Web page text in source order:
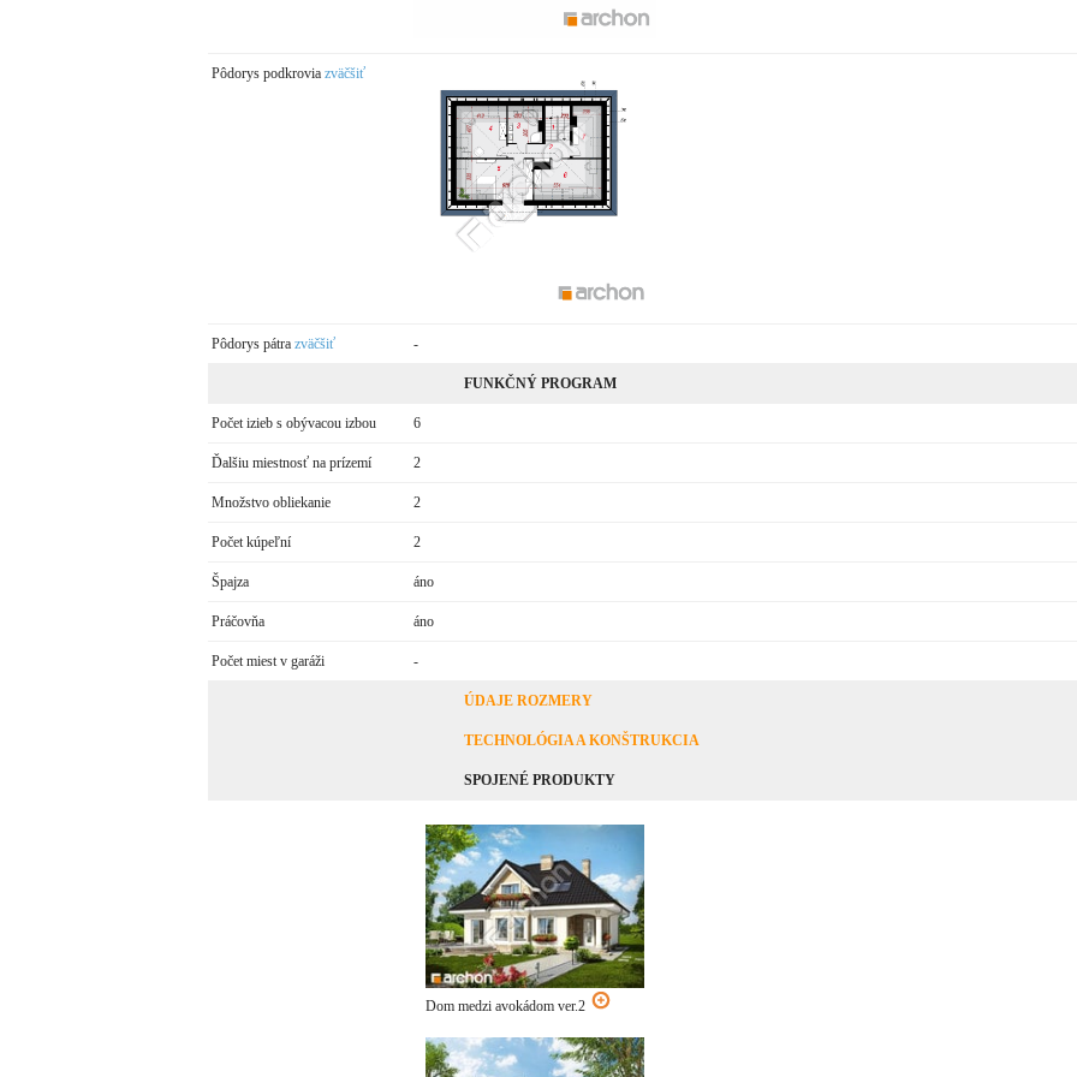
Pôdorys podkrovia zväčšiť
Pôdorys pátra zväčšiť -
FUNKČNÝ PROGRAM
Počet izieb s obývacou izbou 6
Ďalšiu miestnosť na prízemí 2
Množstvo obliekanie 2
Počet kúpeľní 2
Špajza áno
Práčovňa áno
Počet miest v garáži -
ÚDAJE ROZMERY
TECHNOLÓGIA A KONŠTRUKCIA
SPOJENÉ PRODUKTY
Dom medzi avokádom ver.2